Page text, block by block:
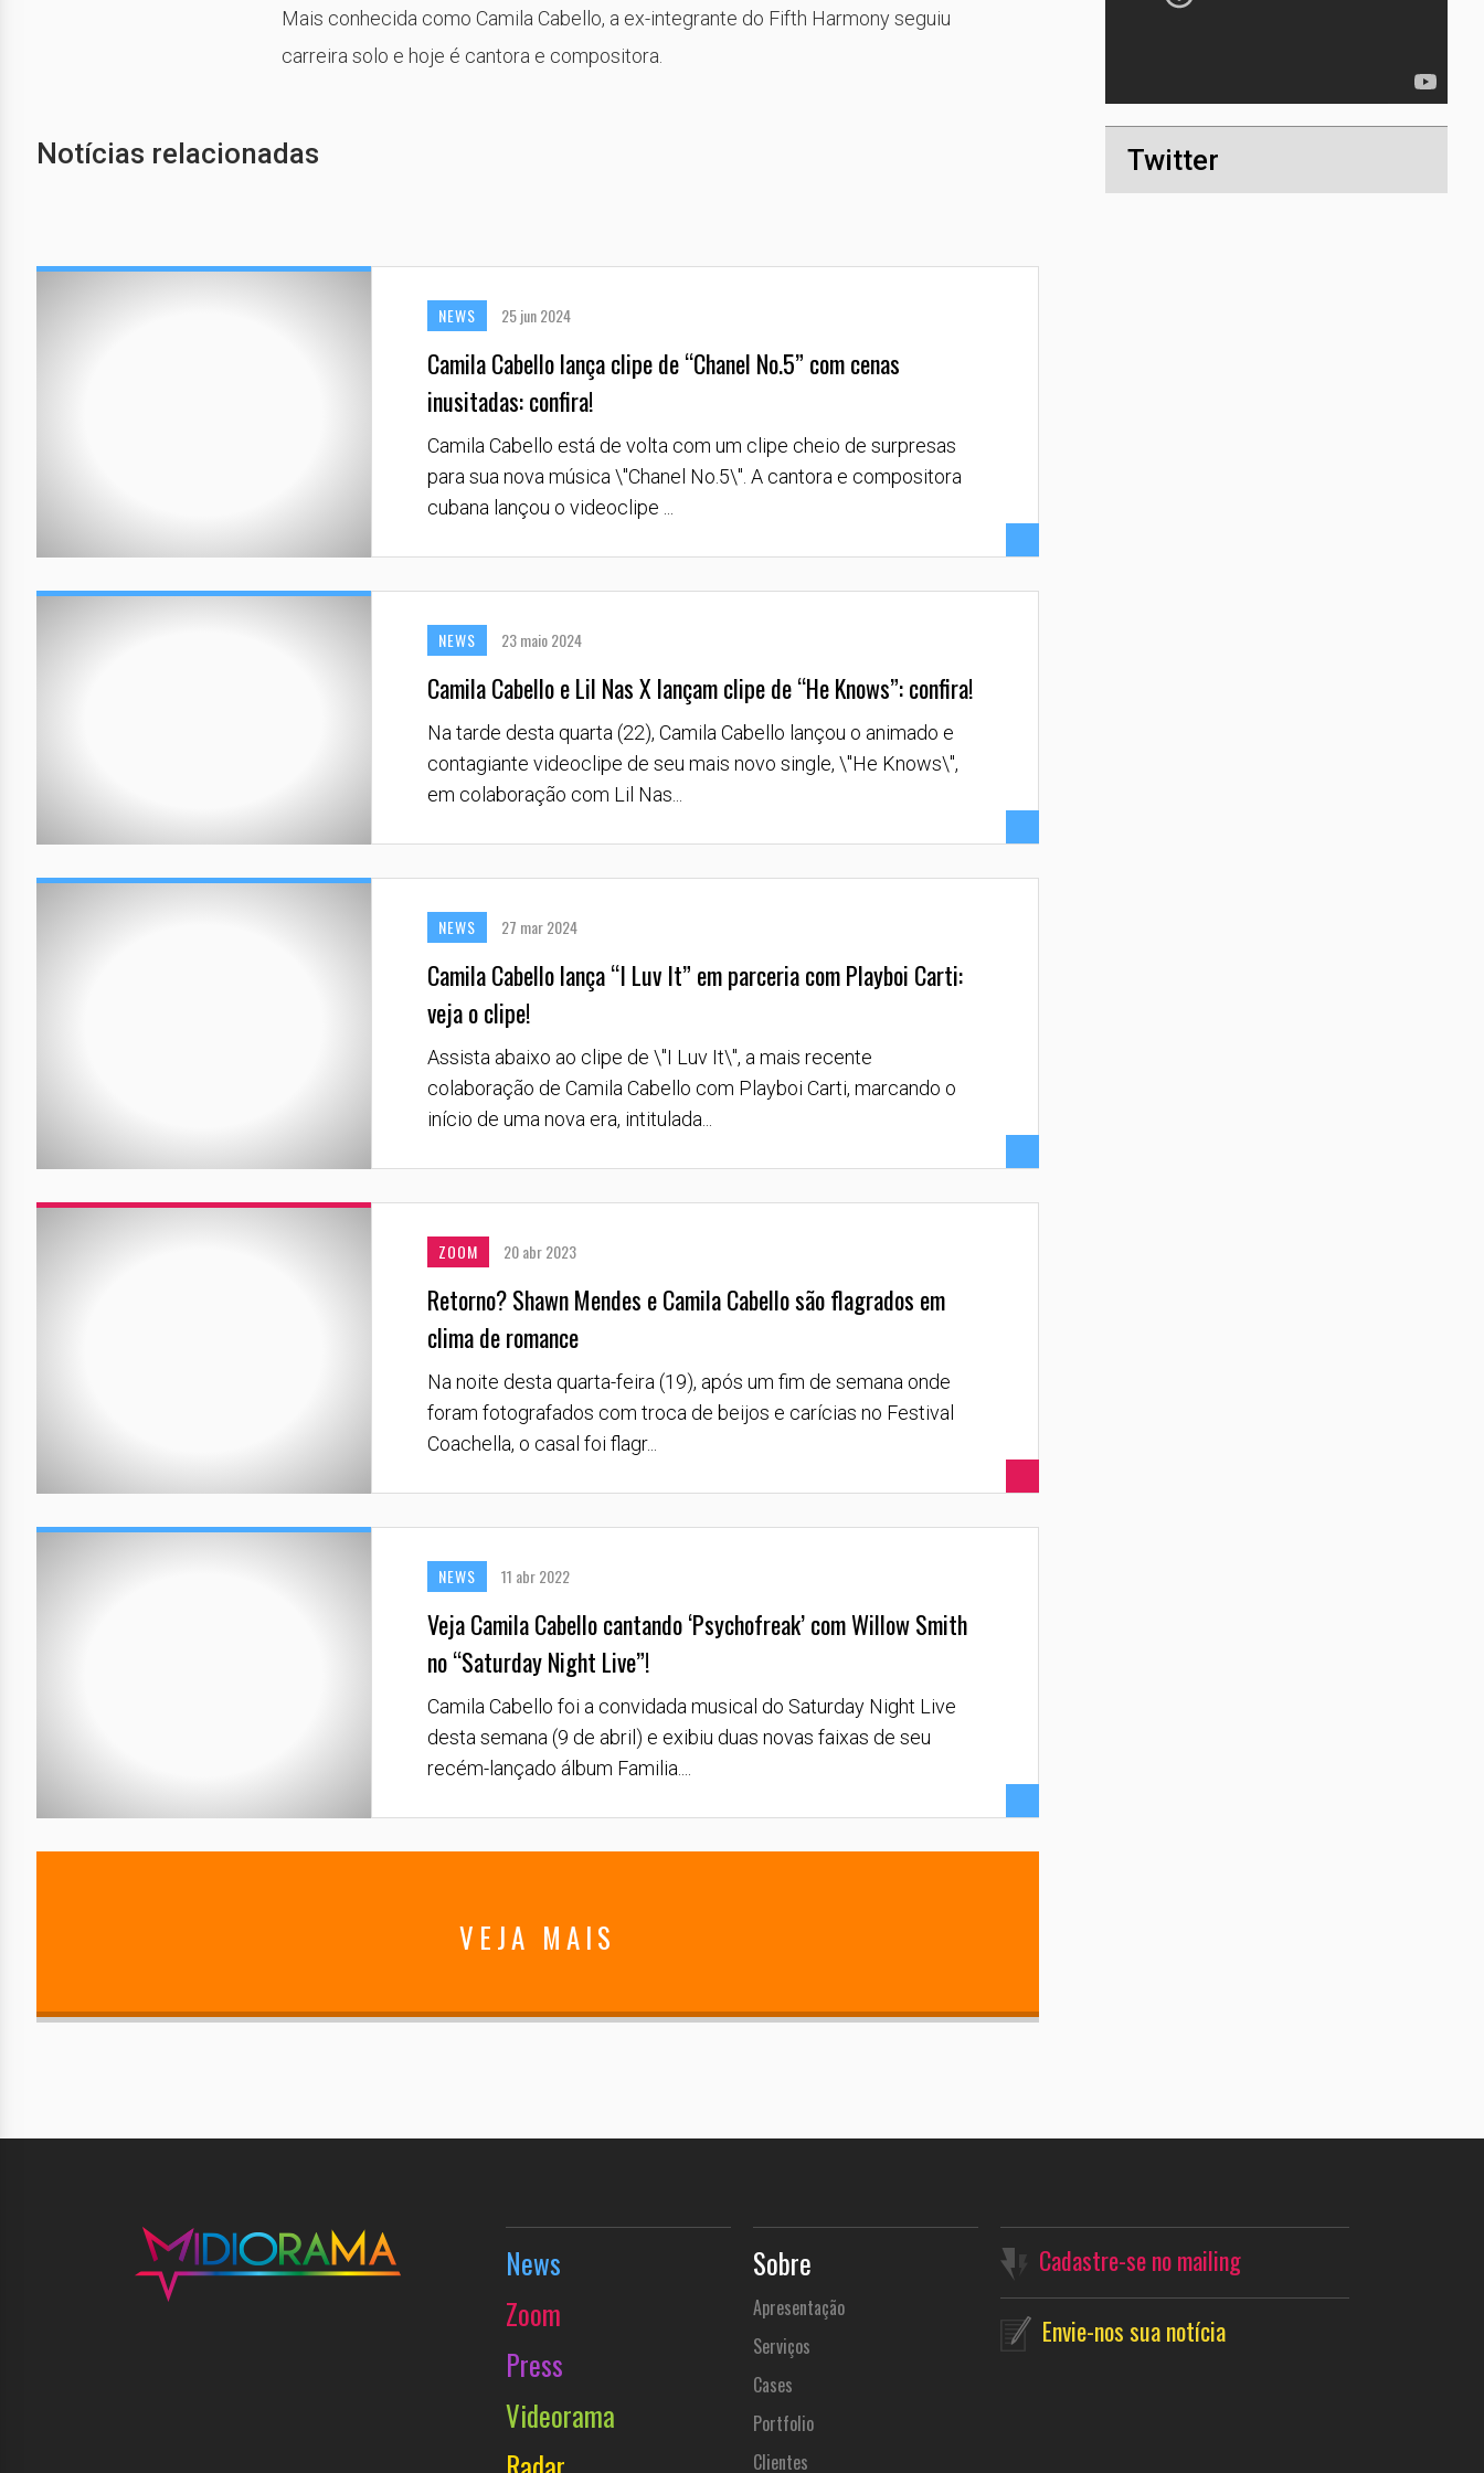
Twitter
Mais conhecida como Camila Cabello, a ex-integrante do Fifth Harmony seguiu
carreira solo e hoje é cantora e compositora.
Notícias relacionadas
NEWS 25 jun 2024
Camila Cabello lança clipe de “Chanel No.5” com cenas
inusitadas: confira!
Camila Cabello está de volta com um clipe cheio de surpresas
para sua nova música \"Chanel No.5\". A cantora e compositora
cubana lançou o videoclipe ...
NEWS 23 maio 2024
Camila Cabello e Lil Nas X lançam clipe de “He Knows”: confira!
Na tarde desta quarta (22), Camila Cabello lançou o animado e
contagiante videoclipe de seu mais novo single, \"He Knows\",
em colaboração com Lil Nas...
NEWS 27 mar 2024
Camila Cabello lança “I Luv It” em parceria com Playboi Carti:
veja o clipe!
Assista abaixo ao clipe de \"I Luv It\", a mais recente
colaboração de Camila Cabello com Playboi Carti, marcando o
início de uma nova era, intitulada...
ZOOM 20 abr 2023
Retorno? Shawn Mendes e Camila Cabello são flagrados em
clima de romance
Na noite desta quarta-feira (19), após um fim de semana onde
foram fotografados com troca de beijos e carícias no Festival
Coachella, o casal foi flagr...
NEWS 11 abr 2022
Veja Camila Cabello cantando ‘Psychofreak’ com Willow Smith
no “Saturday Night Live”!
Camila Cabello foi a convidada musical do Saturday Night Live
desta semana (9 de abril) e exibiu duas novas faixas de seu
recém-lançado álbum Familia....
VEJA MAIS
News
Zoom
Press
Videorama
Sobre
Apresentação
Serviços
Cases
Portfolio
Clientes
Cadastre-se no mailing
Envie-nos sua notícia